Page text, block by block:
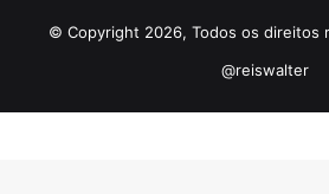
© Copyright 2026, Todos os direitos
@reiswalter